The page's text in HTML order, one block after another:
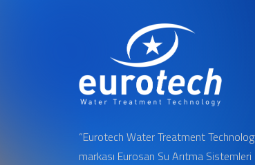
“Eurotech Water Treatment
markası Eurosan Su Arıtma Sistemleri